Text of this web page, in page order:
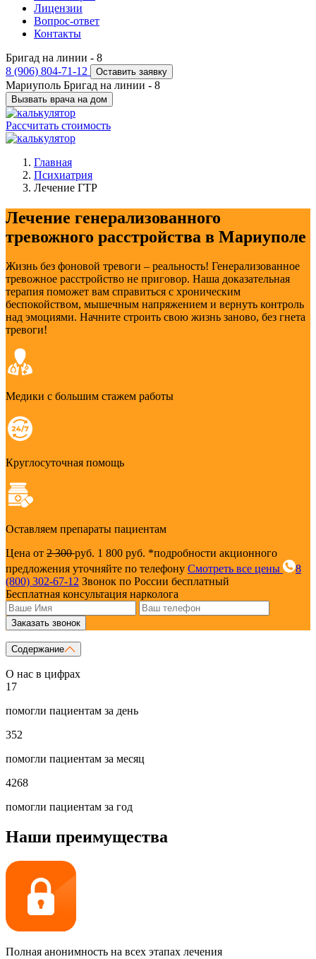
Лицензии
Вопрос-ответ
Контакты
Бригад на линии - 8
8 (906) 804-71-12
Оставить заявку
Мариуполь Бригад на линии - 8
Вызвать врача на дом
Рассчитать стоимость
Главная
Психиатрия
Лечение ГТР
Лечение генерализованного
тревожного расстройства в Мариуполе
Жизнь без фоновой тревоги – реальность! Генерализованное
тревожное расстройство не приговор. Наша доказательная
терапия поможет вам справиться с хроническим
беспокойством, мышечным напряжением и вернуть контроль
над эмоциями. Начните строить свою жизнь заново, без гнета
тревоги!
Медики с большим стажем работы
Круглосуточная помощь
Оставляем препараты пациентам
Цена от 2 300руб. 1 800 руб. *подробности акционного
предложения уточняйте по телефону Смотреть все цены
8
(800) 302-67-12 Звонок по России бесплатный
Бесплатная консультация нарколога
Заказать звонок
Содержание
О нас в цифрах
17
помогли пациентам за день
352
помогли пациентам за месяц
4268
помогли пациентам за год
Наши преимущества
Полная анонимность на всех этапах лечения